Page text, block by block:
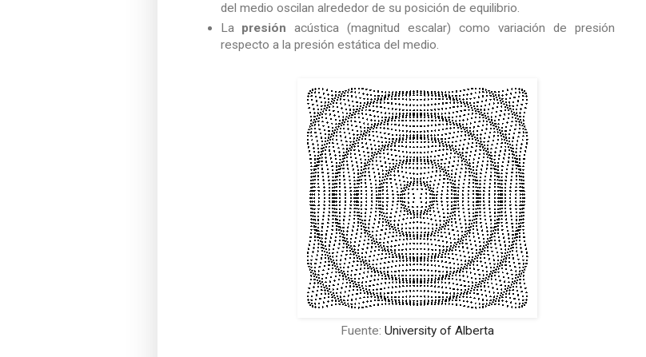
del medio oscilan alrededor de su posición de equilibrio.
La presión acústica (magnitud escalar) como variación de presión
respecto a la presión estática del medio.
Fuente: University of Alberta